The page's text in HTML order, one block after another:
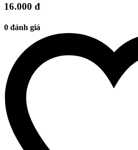
16.000 đ
0 đánh giá